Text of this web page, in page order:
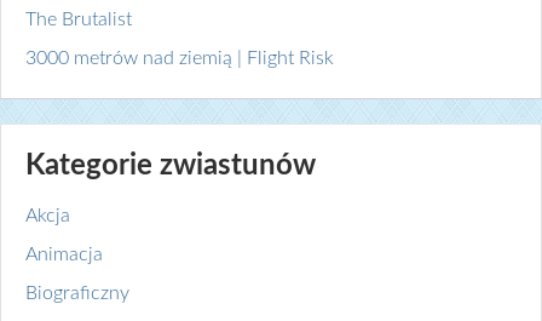
The Brutalist
3000 metrów nad ziemią | Flight Risk
Kategorie zwiastunów
Akcja
Animacja
Biograficzny